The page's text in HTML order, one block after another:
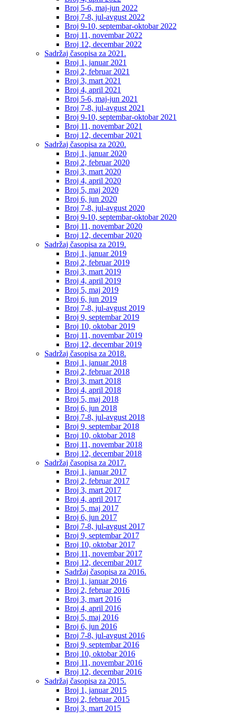
Broj 5-6, maj-jun 2022
Broj 7-8, jul-avgust 2022
Broj 9-10, septembar-oktobar 2022
Broj 11, novembar 2022
Broj 12, decembar 2022
Sadržaj časopisa za 2021.
Broj 1, januar 2021
Broj 2, februar 2021
Broj 3, mart 2021
Broj 4, april 2021
Broj 5-6, maj-jun 2021
Broj 7-8, jul-avgust 2021
Broj 9-10, septembar-oktobar 2021
Broj 11, novembar 2021
Broj 12, decembar 2021
Sadržaj časopisa za 2020.
Broj 1, januar 2020
Broj 2, februar 2020
Broj 3, mart 2020
Broj 4, april 2020
Broj 5, maj 2020
Broj 6, jun 2020
Broj 7-8, jul-avgust 2020
Broj 9-10, septembar-oktobar 2020
Broj 11, novembar 2020
Broj 12, decembar 2020
Sadržaj časopisa za 2019.
Broj 1, januar 2019
Broj 2, februar 2019
Broj 3, mart 2019
Broj 4, april 2019
Broj 5, maj 2019
Broj 6, jun 2019
Broj 7-8, jul-avgust 2019
Broj 9, septembar 2019
Broj 10, oktobar 2019
Broj 11, novembar 2019
Broj 12, decembar 2019
Sadržaj časopisa za 2018.
Broj 1, januar 2018
Broj 2, februar 2018
Broj 3, mart 2018
Broj 4, april 2018
Broj 5, maj 2018
Broj 6, jun 2018
Broj 7-8, jul-avgust 2018
Broj 9, septembar 2018
Broj 10, oktobar 2018
Broj 11, novembar 2018
Broj 12, decembar 2018
Sadržaj časopisa za 2017.
Broj 1, januar 2017
Broj 2, februar 2017
Broj 3, mart 2017
Broj 4, april 2017
Broj 5, maj 2017
Broj 6, jun 2017
Broj 7-8, jul-avgust 2017
Broj 9, septembar 2017
Broj 10, oktobar 2017
Broj 11, novembar 2017
Broj 12, decembar 2017
Sadržaj časopisa za 2016.
Broj 1, januar 2016
Broj 2, februar 2016
Broj 3, mart 2016
Broj 4, april 2016
Broj 5, maj 2016
Broj 6, jun 2016
Broj 7-8, jul-avgust 2016
Broj 9, septembar 2016
Broj 10, oktobar 2016
Broj 11, novembar 2016
Broj 12, decembar 2016
Sadržaj časopisa za 2015.
Broj 1, januar 2015
Broj 2, februar 2015
Broj 3, mart 2015